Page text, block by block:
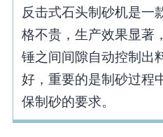
反击式石头制砂机是一
格不贵，生产效果显著
锤之间间隙自动控制出
好，重要的是制砂过程
保制砂的要求。